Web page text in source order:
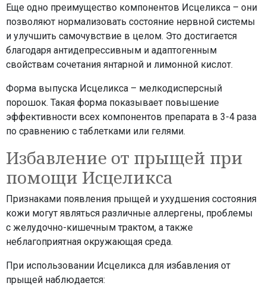
Еще одно преимущество компонентов Исцеликса – они
позволяют нормализовать состояние нервной системы
и улучшить самочувствие в целом. Это достигается
благодаря антидепрессивным и адаптогенным
свойствам сочетания янтарной и лимонной кислот.
Форма выпуска Исцеликса – мелкодисперсный
порошок. Такая форма показывает повышение
эффективности всех компонентов препарата в 3-4 раза
по сравнению с таблетками или гелями.
Избавление от прыщей при
помощи Исцеликса
Признаками появления прыщей и ухудшения состояния
кожи могут являться различные аллергены, проблемы
с желудочно-кишечным трактом, а также
неблагоприятная окружающая среда.
При использовании Исцеликса для избавления от
прыщей наблюдается: